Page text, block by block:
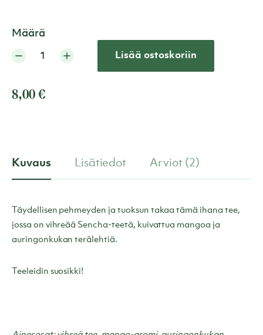
Määrä
Lisää ostoskoriin
8,00€
Kuvaus Lisätiedot Arviot (2)
Täydellisen pehmeyden ja tuoksun takaa tämä ihana tee,
jossa on vihreää Sencha-teetä, kuivattua mangoa ja
auringonkukan terälehtiä.
Teeleidin suosikki!